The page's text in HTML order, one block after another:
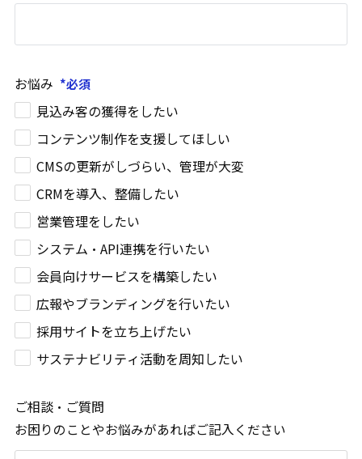
お悩み
見込み客の獲得をしたい
コンテンツ制作を支援してほしい
CMSの更新がしづらい、管理が大変
CRMを導入、整備したい
営業管理をしたい
システム・API連携を行いたい
会員向けサービスを構築したい
広報やブランディングを行いたい
採用サイトを立ち上げたい
サステナビリティ活動を周知したい
ご相談・ご質問
お困りのことやお悩みがあればご記入ください